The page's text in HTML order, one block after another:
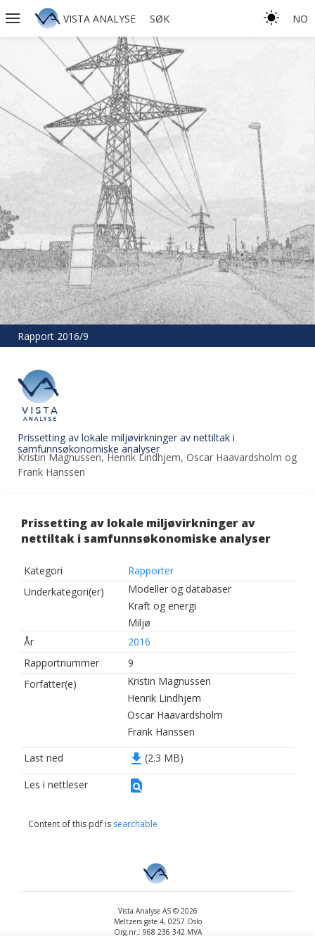
VISTA ANALYSE SØK NO
Rapport 2016/9
Prissetting av lokale miljøvirkninger av nettiltak i
samfunnsøkonomiske analyser
Kristin Magnussen, Henrik Lindhjem, Oscar Haavardsholm og
Frank Hanssen
Prissetting av lokale miljøvirkninger av
nettiltak i samfunnsøkonomiske analyser
Kategori
Rapporter
Underkategori(er)
Modeller og databaser
Kraft og energi
Miljø
År
2016
Rapportnummer
9
Forfatter(e)
Kristin Magnussen
Henrik Lindhjem
Oscar Haavardsholm
Frank Hanssen
Last ned
file_download (2.3 MB)
Les i nettleser
find_in_page
Content of this pdf is searchable
Vista Analyse AS © 2026
Meltzers gate 4, 0257 Oslo
Org.nr.: 968 236 342 MVA